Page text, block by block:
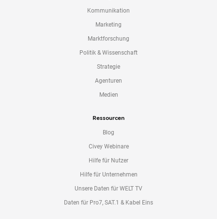
Kommunikation
Marketing
Marktforschung
Politik & Wissenschaft
Strategie
Agenturen
Medien
Ressourcen
Blog
Civey Webinare
Hilfe für Nutzer
Hilfe für Unternehmen
Unsere Daten für WELT TV
Daten für Pro7, SAT.1 & Kabel Eins